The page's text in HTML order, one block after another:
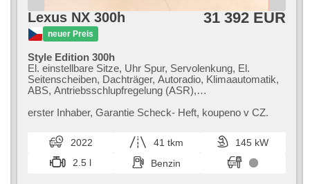
Lexus NX 300h
neuer Preis
31 392 EUR
Style Edition 300h
El. einstellbare Sitze, Uhr Spur, Servolenkung, El.
Seitenscheiben, Dachträger, Autoradio, Klimaautomatik,
ABS, Antriebsschlupfregelung (ASR),
Elektronisches Stabilitätsprogramm (ESP),
Scheibenwischersensor, starten per Taste,
Reifendrucksensor, USB, Automatikgetriebe, Antrieb 4x4
erster Inhaber,​ Garantie Scheck​- Heft,​ koupeno v CZ.
2022 41 tkm
145 kW
2.5 l
Benzin